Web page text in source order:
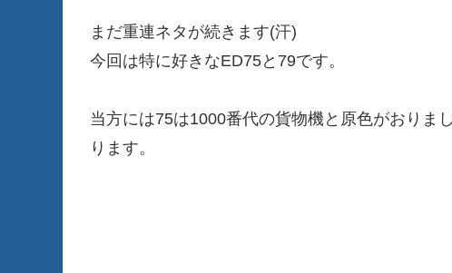
まだ重連ネタが続きます(汗)
今回は特に好きなED75と79です。
当方には75は1000番代の貨物機と原色がおりま
ります。